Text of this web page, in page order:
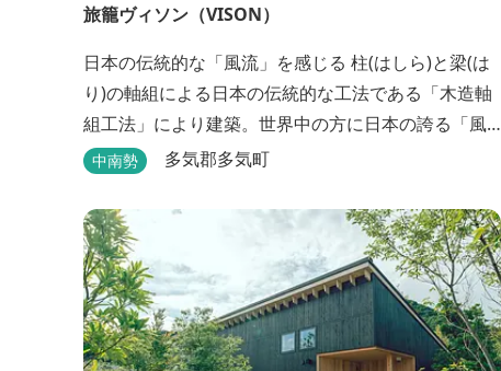
旅籠ヴィソン（VISON）
日本の伝統的な「風流」を感じる 柱(はしら)と梁(は
り)の軸組による日本の伝統的な工法である「木造軸
組工法」により建築。世界中の方に日本の誇る「風
流」を体験して頂けるよう窓際など細かいディテー
階に入居するテナントプロデュースにより洗練され
た世界観を各客室でお楽しみいただけ...
中南勢 多気郡多気町